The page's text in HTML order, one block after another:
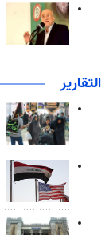
التقارير